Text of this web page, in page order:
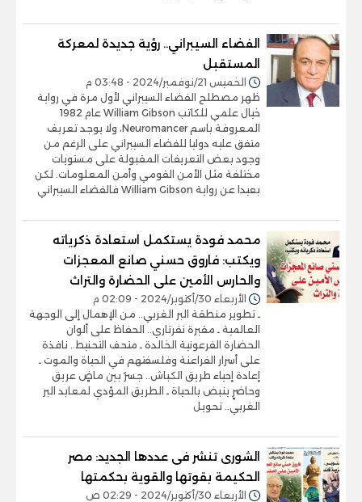
الفضاء السيبراني.. رؤية جديدة لمعركة
المستقبل
الخميس 21/نوفمبر/2024 - 03:48 م
ظهر مصطلح الفضاء السيبراني لأول مرة في رواية
خيال علمي للكاتب William Gibson عام 1982
المعروفة باسم Neuromancer، ولا يوجد تعريف
متفق عليه دوليا للفضاء السيبراني على الرغم من
وجود بعض التعريفات المقبولة على مستويات
مختلفة مثل الأمن القومي وأمن المعلومات. لكن
بعيدا عن رواية William Gibson فالفضاء السيبراني
محمد فودة يستكمل استعادة ذكرياته
ويكتب: فاروق حسني صانع المعجزات
والحارس الأمين على الحضارة والتراث
الأربعاء 30/أكتوبر/2024 - 02:09 م
ـ تطوير منطقة البر الغربي.. من الإهمال إلى الوجهة
العالمية ـ مقبرة نفرتاري.. الحفاظ على ألوان
الحضارة الفرعونية الخالدة ـ متحف التحنيط.. نافذة
على أسرار الفراعنة وفلسفتهم في الحياة والموت ـ
إعادة إحياء طريق الكباش.. جسرٌ بين ماضٍ عريق
وحاضرٍ ينبض بالحياة ـ الطريق المؤدي لمعابد البر
الغربي.. تحويل
الشورى تنشر فى عددها الجديد: مصر
الحكيمة بقوتها والقوية بحكمتها
الأربعاء 30/أكتوبر/2024 - 02:29 ص